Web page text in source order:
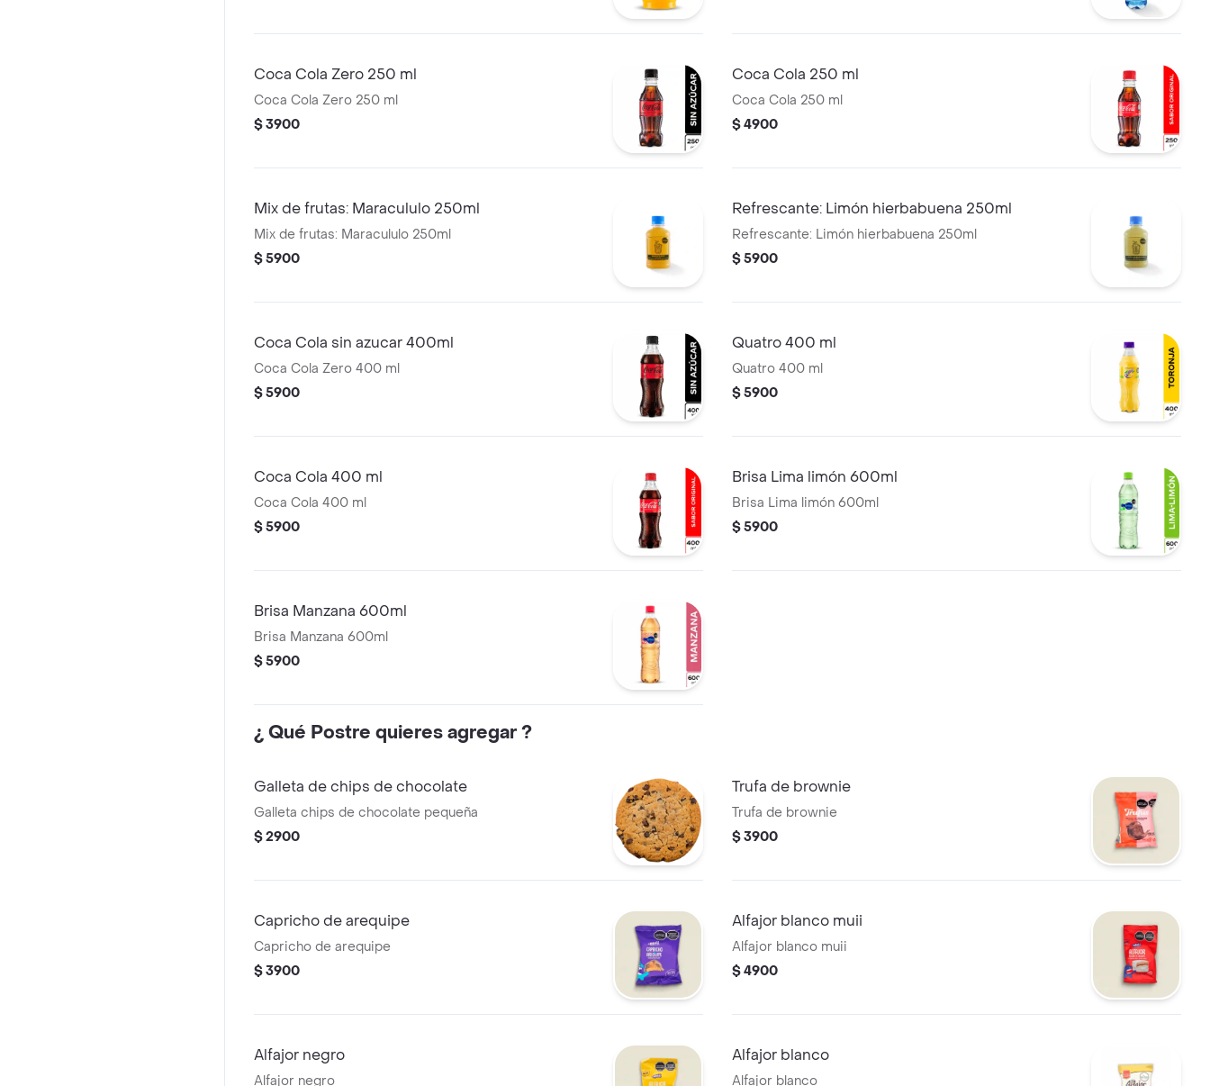
Coca Cola Zero 250 ml
Coca Cola Zero 250 ml
$ 3900
Coca Cola 250 ml
Coca Cola 250 ml
$ 4900
Mix de frutas: Maracululo 250ml
Mix de frutas: Maracululo 250ml
$ 5900
Refrescante: Limón hierbabuena 250ml
Refrescante: Limón hierbabuena 250ml
$ 5900
Coca Cola sin azucar 400ml
Coca Cola Zero 400 ml
$ 5900
Quatro 400 ml
Quatro 400 ml
$ 5900
Coca Cola 400 ml
Coca Cola 400 ml
$ 5900
Brisa Lima limón 600ml
Brisa Lima limón 600ml
$ 5900
Brisa Manzana 600ml
Brisa Manzana 600ml
$ 5900
¿ Qué Postre quieres agregar ?
Galleta de chips de chocolate
Galleta chips de chocolate pequeña
$ 2900
Trufa de brownie
Trufa de brownie
$ 3900
Capricho de arequipe
Capricho de arequipe
$ 3900
Alfajor blanco muii
Alfajor blanco muii
$ 4900
Alfajor negro
Alfajor negro
Alfajor blanco
Alfajor blanco